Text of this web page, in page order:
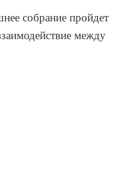
собрание пройдет
между